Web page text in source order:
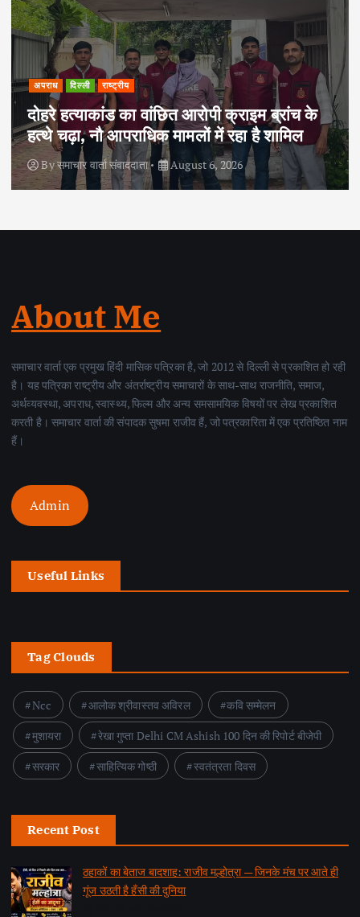
अपराध दिल्ली राष्ट्रीय
दोहरे हत्याकांड का वांछित आरोपी क्राइम ब्रांच के
हत्थे चढ़ा, नौ आपराधिक मामलों में रहा है शामिल
Byसमाचार वार्ता संवाददाता August 6, 2026
About Me
समाचार वार्ता एक प्रमुख हिंदी मासिक पत्रिका है, जो 2012 से दिल्ली से प्रकाशित हो रही
है। यह पत्रिका राष्ट्रीय और अंतर्राष्ट्रीय समाचारों के साथ-साथ राजनीति, समाज,
अर्थव्यवस्था, अपराध, स्वास्थ्य, फिल्म और अन्य समसामयिक विषयों पर लेख प्रकाशित
करती है। समाचार वार्ता की संपादक सुषमा राजीव हैं, जो पत्रकारिता में एक प्रतिष्ठित नाम
हैं।
Admin
Useful Links
Tag Clouds
Ncc आलोक श्रीवास्तव अविरल
कवि सम्मेलन
मुशायरा
रेखा गुप्ता Delhi CM Ashish 100 दिन की रिपोर्ट बीजेपी
सरकार
साहित्यिक गोष्ठी स्वतंत्रता दिवस
Recent Post
ठहाकों का बेताज बादशाह: राजीव मल्होत्रा — जिनके मंच पर आते ही
गूंज उठती है हँसी की दुनिया